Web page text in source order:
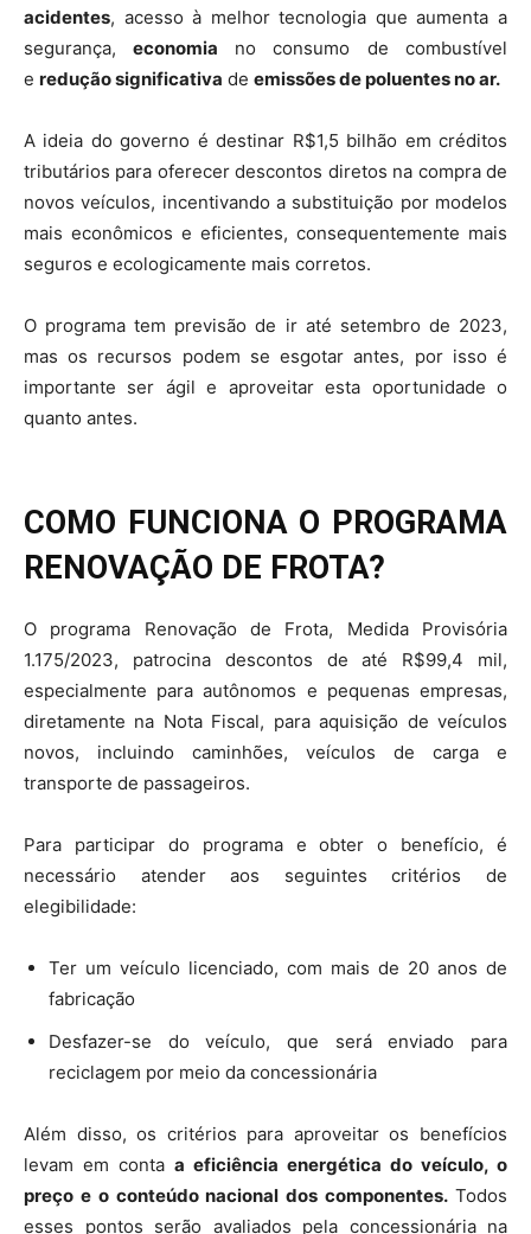
acidentes, acesso à melhor tecnologia que aumenta a
segurança,economia no consumo de combustível
e redução significativa de emissões de poluentes no ar.
A ideia do governo é destinar R$1,5 bilhão em créditos
tributários para oferecer descontos diretos na compra de
novos veículos, incentivando a substituição por modelos
mais econômicos e eficientes, consequentemente mais
seguros e ecologicamente mais corretos.
O programa tem previsão de ir até setembro de 2023,
mas os recursos podem se esgotar antes, por isso é
importante ser ágil e aproveitar esta oportunidade o
quanto antes.
COMO FUNCIONA O PROGRAMA
RENOVAÇÃO DE FROTA?
O programa Renovação de Frota, Medida Provisória
1.175/2023, patrocina descontos de até R$99,4 mil,
especialmente para autônomos e pequenas empresas,
diretamente na Nota Fiscal, para aquisição de veículos
novos, incluindo caminhões, veículos de carga e
transporte de passageiros.
Para participar do programa e obter o benefício, é
necessário atender aos seguintes critérios de
elegibilidade:
Ter um veículo licenciado, com mais de 20 anos de
fabricação
Desfazer-se do veículo, que será enviado para
reciclagem por meio da concessionária
Além disso, os critérios para aproveitar os benefícios
levam em conta a eficiência energética do veículo, o
preço e o conteúdo nacional dos componentes. Todos
esses pontos serão avaliados pela concessionária na